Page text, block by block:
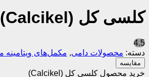
کلسی کل (Calcikel)
4.5
دسته: محصولات دامی, مکمل‌های ویتامینه
مقایسه
خرید محصول کلسی کل (Calcikel)